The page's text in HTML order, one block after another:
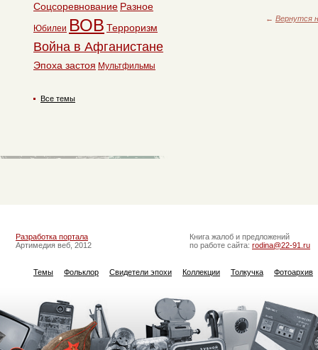
← Вернутся
Соцсоревнование Разное
Юбилеи ВОВ Терроризм
Война в Афганистане
Эпоха застоя Мультфильмы
Все темы
Разработка портала
Артимедия веб, 2012
Книга жалоб и предложений
по работе сайта: rodina@22-91.ru
Темы Фольклор Свидетели эпохи Коллекции Толкучка Фотоархив